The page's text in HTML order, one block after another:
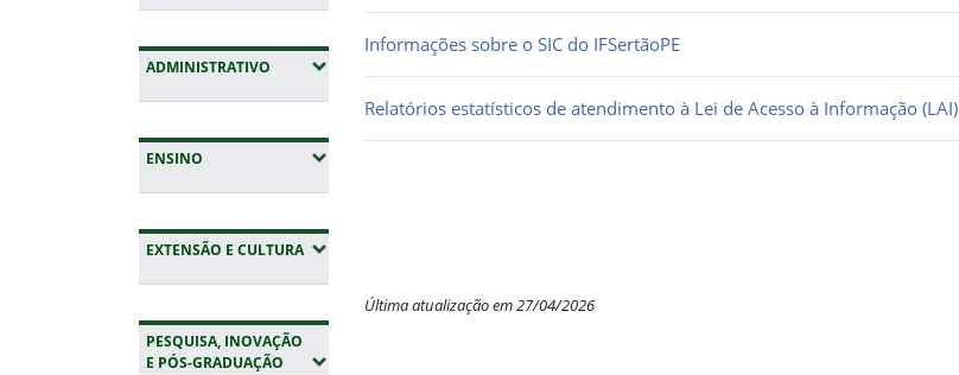
ADMINISTRATIVO (EXPANDIR SUBMENUS)
ENSINO (EXPANDIR SUBMENUS)
EXTENSÃO E CULTURA(EXPANDIR SUBMENUS)
PESQUISA, INOVAÇÃO
E PÓS-GRADUAÇÃO (EXPANDIR SUBMENUS)
Informações sobre o SIC do IFSertãoPE
Relatórios estatísticos de atendimento à Lei de Acesso à Informação (LAI)
Última atualização em 27/04/2026